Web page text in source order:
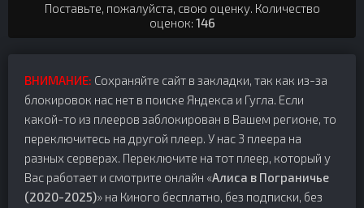
Поставьте, пожалуйста, свою оценку. Количество
оценок: 146
ВНИМАНИЕ: Сохраняйте сайт в закладки, так как из-за
блокировок нас нет в поиске Яндекса и Гугла. Если
какой-то из плееров заблокирован в Вашем регионе, то
переключитесь на другой плеер. У нас 3 плеера на
разных серверах. Переключите на тот плеер, который у
Вас работает и смотрите онлайн «Алиса в Пограничье
(2020-2025)» на Киного бесплатно, без подписки, без